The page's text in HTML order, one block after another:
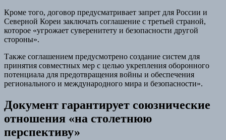
Кроме того, договор предусматривает запрет для России и
Северной Кореи заключать соглашение с третьей страной,
которое «угрожает суверенитету и безопасности другой
стороны».
Также соглашением предусмотрено создание систем для
принятия совместных мер с целью укрепления оборонного
потенциала для предотвращения войны и обеспечения
регионального и международного мира и безопасности».
Документ гарантирует союзнические
отношения «на столетнюю
перспективу»